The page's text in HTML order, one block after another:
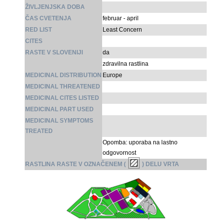
ŽIVLJENJSKA DOBA
ČAS CVETENJA
februar - april
RED LIST
Least Concern
CITES
RASTE V SLOVENIJI
da
zdravilna rastlina
MEDICINAL DISTRIBUTION Europe
MEDICINAL THREATENED
MEDICINAL CITES LISTED
MEDICINAL PART USED
MEDICINAL SYMPTOMS
TREATED
Opomba: uporaba na lastno
odgovornost
RASTLINA RASTE V OZNAČENEM (
) DELU VRTA